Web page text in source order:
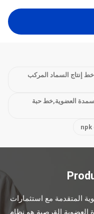
إنتاج السماد المركب
العضوية,خط حبة